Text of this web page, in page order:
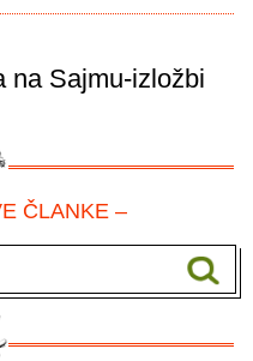
na Sajmu-izložbi
ČLANKE –